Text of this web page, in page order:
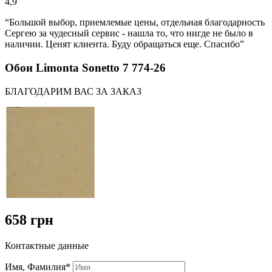
“Большой выбор, приемлемые цены, отдельная благодарность
Сергею за чудесный сервис - нашла то, что нигде не было в
наличии. Ценят клиента. Буду обращаться еще. Спасибо”
Обои Limonta Sonetto 7 774-26
БЛАГОДАРИМ ВАС ЗА ЗАКАЗ
658 грн
Контактные данные
Имя, Фамилия*